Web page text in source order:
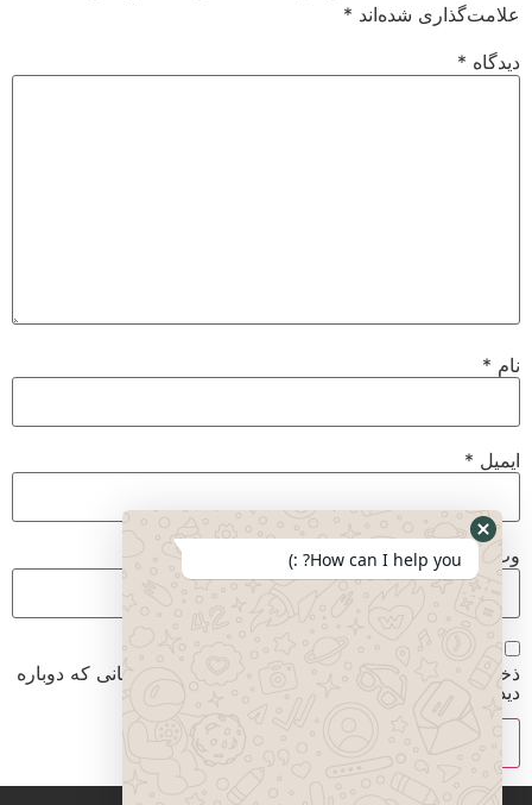
علامت‌گذاری شده‌اند *
دیدگاه *
نام *
ایمیل *
وب‌ سایت
ذخیره نام، ایمیل و وبسایت من در مرورگر برای زمانی که دوباره
دیدگاهی می‌نویسم.
How can I help you? :)